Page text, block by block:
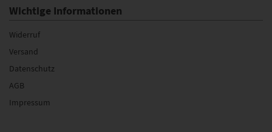
Wichtige Informationen
Widerruf
Versand
Datenschutz
AGB
Impressum